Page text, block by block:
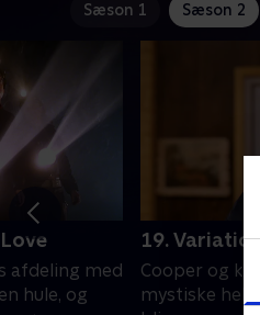
Sæson 1 Sæson 2
afdeling med
hule, og
19.
Cooper og
mystiske